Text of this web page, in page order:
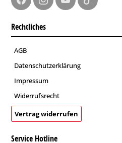
Rechtliches
AGB
Datenschutzerklärung
Impressum
Widerrufsrecht
Vertrag widerrufen
Service Hotline